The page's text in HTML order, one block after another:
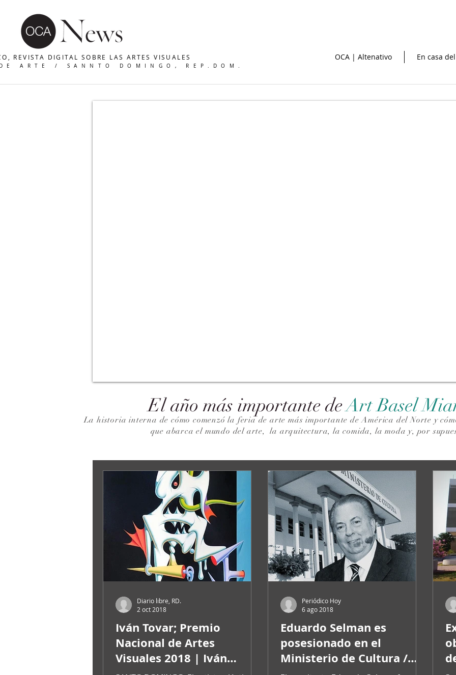
REVISTA DIGITAL SOBRE LAS ARTES VISUALES
DE ARTE / SANNTO DOMINGO, REP.DOM.
OCA | Altenativo En casa
El año más importante deArt Basel
La historia interna de cómo comenzó la feria de arte más importante de América del Norte y
que abarca el mundo del arte,la arquitectura, la comida, la moda y, por
Iván Tovar; Premio
Nacional de Artes
Visuales 2018 | Iván
Diario libre, RD.
2 oct 2018
Eduardo Selman es
posesionado en el
Ministerio de Cultura /
Periódico Hoy
6 ago 2018